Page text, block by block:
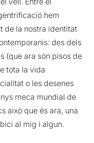
hem
de la nostra identitat
des dels
(que ara són pisos de
tota la vida
o les desenes
meca mundial de
això que és ara, una
al mig i algun.